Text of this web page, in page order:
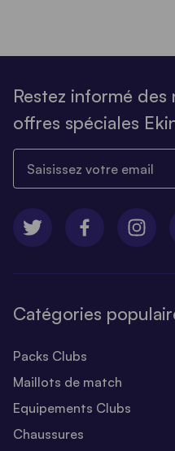
Restez informé
offres spéciales
Catégories
Packs Clubs
Maillots de match
Equipements Clubs
Chaussures